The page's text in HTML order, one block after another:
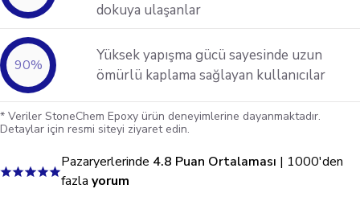
dokuya ulaşanlar
90%
Yüksek yapışma gücü sayesinde uzun
ömürlü kaplama sağlayan kullanıcılar
* Veriler StoneChem Epoxy ürün deneyimlerine dayanmaktadır.
Detaylar için resmi siteyi ziyaret edin.
Pazaryerlerinde 4.8 Puan Ortalaması | 1000'den
fazlayorum